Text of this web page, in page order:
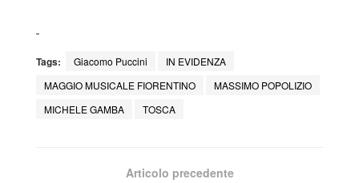
Tags: Giacomo Puccini
IN EVIDENZA
MAGGIO MUSICALE FIORENTINO
MASSIMO POPOLIZIO
MICHELE GAMBA
TOSCA
Articolo precedente